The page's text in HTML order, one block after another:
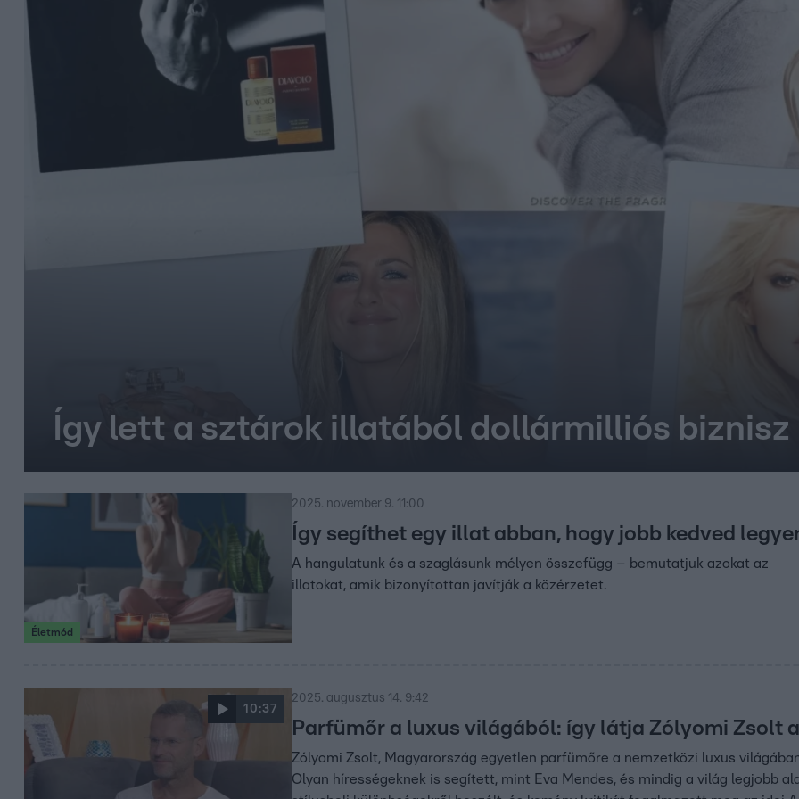
Így lett a sztárok illatából dollármilliós biznisz
Életmód
2025. november 9. 11:00
Így segíthet egy illat abban, hogy jobb kedved
A hangulatunk és a szaglásunk mélyen összefügg – bemutatjuk azokat az
illatokat, amik bizonyítottan javítják a közérzetet.
10:37
2025. augusztus 14. 9:42
Parfümőr a luxus világából: így látja Zólyomi Zsolt
Zólyomi Zsolt, Magyarország egyetlen parfümőre a nemzetközi luxus
Olyan hírességeknek is segített, mint Eva Mendes, és mindig a világ legjobb